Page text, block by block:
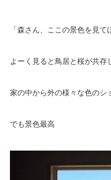
「森さん、ここの景色を見て
よーく見ると鳥居と桜が共存
家の中から外の様々な色のシ
でも景色最高